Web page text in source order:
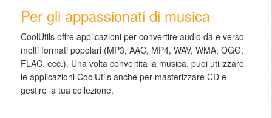
Per gli appassionati di musica
CoolUtils offre applicazioni per convertire audio da e verso
molti formati popolari (MP3, AAC, MP4, WAV, WMA, OGG,
FLAC, ecc.). Una volta convertita la musica, puoi utilizzare
le applicazioni CoolUtils anche per masterizzare CD e
gestire la tua collezione.